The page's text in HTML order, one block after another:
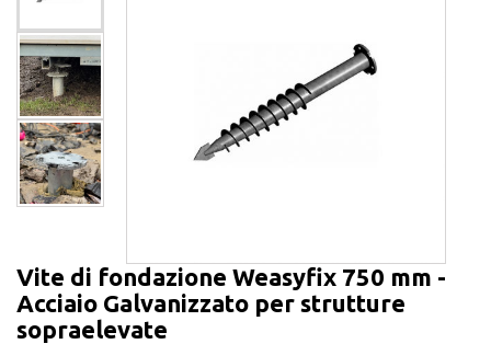
Vite di fondazione Weasyfix 750 mm -
Acciaio Galvanizzato per strutture
sopraelevate